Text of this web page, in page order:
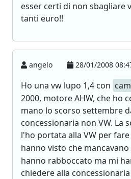
esser certi di non sbagliare
tanti euro!!
angelo 28/01/2008
Ho una vw lupo 1,4 con
2000, motore AHW, che ho
mano lo scorso settembre
concessionaria non VW. La
l'ho portata alla VW per
hanno visto che
hanno rabboccato ma mi
chiedere alla